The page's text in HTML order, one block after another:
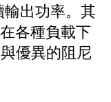
輸出功率。其
各種負載下
優異的阻尼